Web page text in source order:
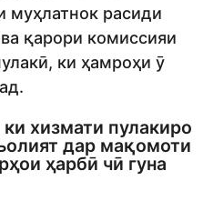
муҳлатнок расиди
қарори комиссияи
ки ҳамроҳи ӯ
хизмати пулакиро
дар мақомоти
ҳарбӣ чӣ гуна